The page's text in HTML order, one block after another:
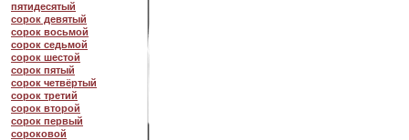
пятидесятый
сорок девятый
сорок восьмой
сорок седьмой
сорок шестой
сорок пятый
сорок четвёртый
сорок третий
сорок второй
сорок первый
сороковой